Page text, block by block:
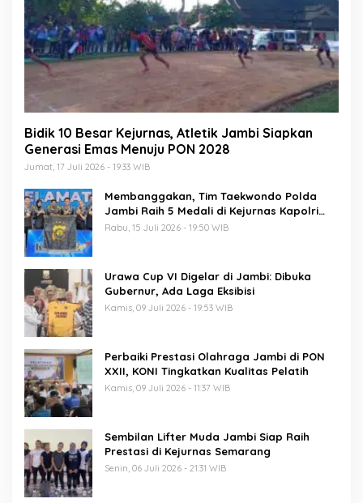
Bidik 10 Besar Kejurnas, Atletik Jambi Siapkan
Generasi Emas Menuju PON 2028
Jumat, 17 Juli 2026 - 19:33 WIB
Membanggakan, Tim Taekwondo Polda
Jambi Raih 5 Medali di Kejurnas Kapolri
Cup 7
Rabu, 15 Juli 2026 - 19:50 WIB
Urawa Cup VI Digelar di Jambi: Dibuka
Gubernur, Ada Laga Eksibisi
Kamis, 09 Juli 2026 - 19:53 WIB
Perbaiki Prestasi Olahraga Jambi di PON
XXII, KONI Tingkatkan Kualitas Pelatih
Kamis, 09 Juli 2026 - 11:37 WIB
Sembilan Lifter Muda Jambi Siap Raih
Prestasi di Kejurnas Semarang
Senin, 06 Juli 2026 - 21:31 WIB